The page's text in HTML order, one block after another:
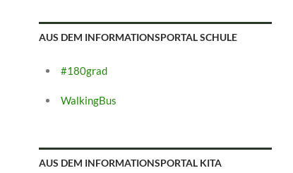
AUS DEM INFORMATIONSPORTAL SCHULE
#180grad
WalkingBus
AUS DEM INFORMATIONSPORTAL KITA